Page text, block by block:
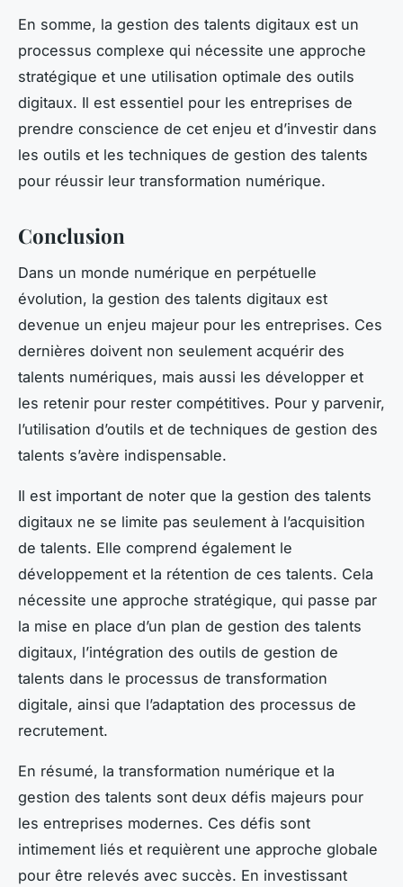
En somme, la gestion des talents digitaux est un
processus complexe qui nécessite une approche
stratégique et une utilisation optimale des outils
digitaux. Il est essentiel pour les entreprises de
prendre conscience de cet enjeu et d’investir dans
les outils et les techniques de gestion des talents
pour réussir leur transformation numérique.
Conclusion
Dans un monde numérique en perpétuelle
évolution, la gestion des talents digitaux est
devenue un enjeu majeur pour les entreprises. Ces
dernières doivent non seulement acquérir des
talents numériques, mais aussi les développer et
les retenir pour rester compétitives. Pour y parvenir,
l’utilisation d’outils et de techniques de gestion des
talents s’avère indispensable.
Il est important de noter que la gestion des talents
digitaux ne se limite pas seulement à l’acquisition
de talents. Elle comprend également le
développement et la rétention de ces talents. Cela
nécessite une approche stratégique, qui passe par
la mise en place d’un plan de gestion des talents
digitaux, l’intégration des outils de gestion de
talents dans le processus de transformation
digitale, ainsi que l’adaptation des processus de
recrutement.
En résumé, la transformation numérique et la
gestion des talents sont deux défis majeurs pour
les entreprises modernes. Ces défis sont
intimement liés et requièrent une approche globale
pour être relevés avec succès. En investissant